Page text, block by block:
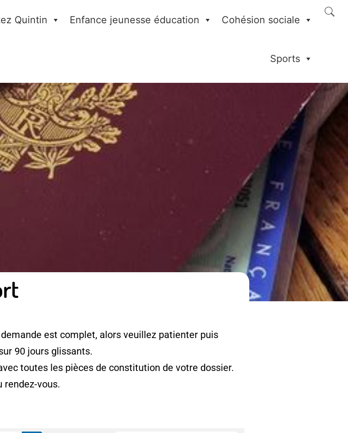
Quintin Enfance jeunesse éducation Cohésion sociale
Sports
est complet, alors veuillez patienter puis
90 jours glissants.
toutes les pièces de constitution de votre dossier.
rendez-vous.